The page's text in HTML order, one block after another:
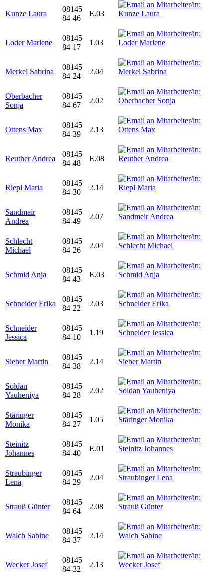
Kunze Laura
08145
84-46
E.03
Loder Marlene
08145
84-17
1.03
Merkel Sabrina
08145
84-24
2.04
Oberbacher
Sonja
08145
84-67
2.02
Ottens Max
08145
84-39
2.13
Reuther Andrea
08145
84-48
E.08
Riepl Maria
08145
84-30
2.14
Sandmeir
Andrea
08145
84-49
2.07
Schlecht
Michael
08145
84-26
2.04
Schmid Anja
08145
84-43
E.03
Schneider Erika
08145
84-22
2.03
Schneider
Jessica
08145
84-10
1.19
Sieber Martin
08145
84-38
2.14
Soldan
Yauheniya
08145
84-28
2.02
Stäringer
Monika
08145
84-27
1.05
Steinitz
Johannes
08145
84-40
E.01
Straubinger
Lena
08145
84-29
2.04
Strauß Günter
08145
84-64
2.08
Walch Sabine
08145
84-37
2.14
Wecker Josef
08145
84-32
2.13